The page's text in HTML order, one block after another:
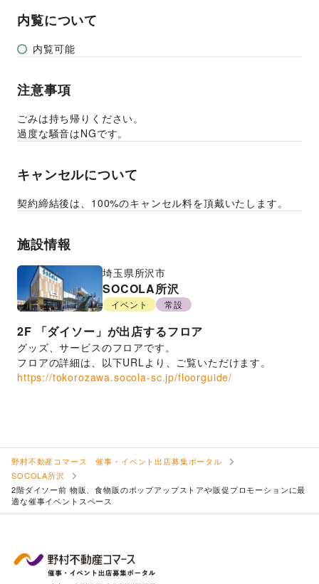
その他エンタメ・ガジェット
内覧について
内覧可能
注意事項
ごみは持ち帰りください。
過度な騒音はNGです。
キャンセルについて
契約締結後は、100%のキャンセル料を頂戴いたします。
施設情報
埼玉県所沢市
SOCOLA所沢
イベント 常設
2F 「ダイソー」が出店するフロア
グッズ、サービスのフロアです。
フロアの詳細は、以下URLより、ご覧いただけます。
https://tokorozawa.socola-sc.jp/floorguide/
野村不動産コマース 催事・イベント出店募集ポータル
SOCOLA所沢
2階ダイソー前 物販、食物販のポップアップストアや販促プロモーションに最
適な催事イベントスペース